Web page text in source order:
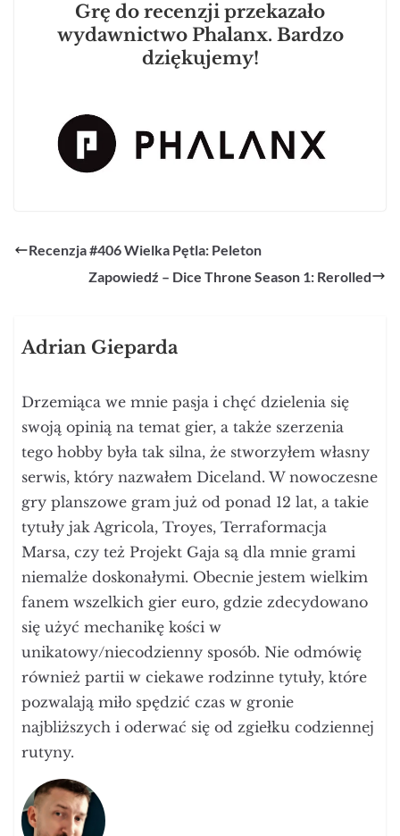
Grę do recenzji przekazało
wydawnictwo Phalanx. Bardzo
dziękujemy!
Recenzja #406 Wielka Pętla: Peleton
Zapowiedź – Dice Throne Season 1: Rerolled
Adrian Gieparda
Drzemiąca we mnie pasja i chęć dzielenia się
swoją opinią na temat gier, a także szerzenia
tego hobby była tak silna, że stworzyłem własny
serwis, który nazwałem Diceland. W nowoczesne
gry planszowe gram już od ponad 12 lat, a takie
tytuły jak Agricola, Troyes, Terraformacja
Marsa, czy też Projekt Gaja są dla mnie grami
niemalże doskonałymi. Obecnie jestem wielkim
fanem wszelkich gier euro, gdzie zdecydowano
się użyć mechanikę kości w
unikatowy/niecodzienny sposób. Nie odmówię
również partii w ciekawe rodzinne tytuły, które
pozwalają miło spędzić czas w gronie
najbliższych i oderwać się od zgiełku codziennej
rutyny.